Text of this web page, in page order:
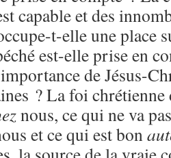
capable et des
t-elle une place
est-elle prise en
de Jésus-
? La foi
nous, ce qui ne va
et ce qui est bon